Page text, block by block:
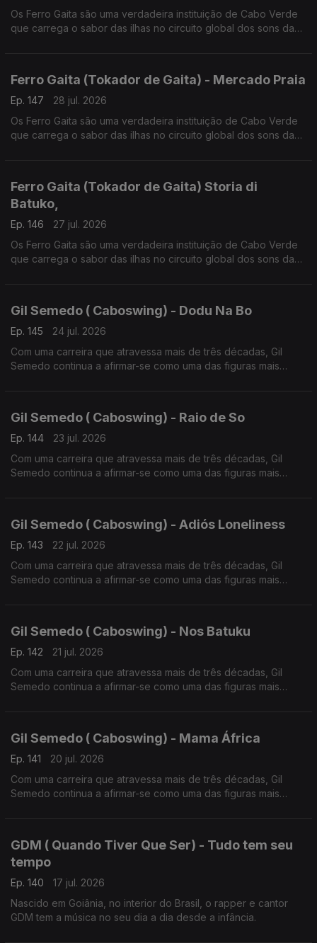
Os Ferro Gaita são uma verdadeira instituição de Cabo Verde
que carrega o sabor das ilhas no circuito global dos sons da
Ferro Gaita (Tokador de Gaita) - Mercado Praia
Ep. 147
28 jul. 2026
Os Ferro Gaita são uma verdadeira instituição de Cabo Verde
que carrega o sabor das ilhas no circuito global dos sons da
Ferro Gaita (Tokador de Gaita) Storia di
Batuko,
Ep. 146
27 jul. 2026
Os Ferro Gaita são uma verdadeira instituição de Cabo Verde
que carrega o sabor das ilhas no circuito global dos sons da
Gil Semedo ( Caboswing) - Dodu Na Bo
Ep. 145
24 jul. 2026
Com uma carreira que atravessa mais de três décadas, Gil
Semedo continua a afirmar-se como uma das figuras mais
Gil Semedo ( Caboswing) - Raio de So
Ep. 144
23 jul. 2026
Com uma carreira que atravessa mais de três décadas, Gil
Semedo continua a afirmar-se como uma das figuras mais
Gil Semedo ( Caboswing) - Adiós Loneliness
Ep. 143
22 jul. 2026
Com uma carreira que atravessa mais de três décadas, Gil
Semedo continua a afirmar-se como uma das figuras mais
Gil Semedo ( Caboswing) - Nos Batuku
Ep. 142
21 jul. 2026
Com uma carreira que atravessa mais de três décadas, Gil
Semedo continua a afirmar-se como uma das figuras mais
Gil Semedo ( Caboswing) - Mama África
Ep. 141
20 jul. 2026
Com uma carreira que atravessa mais de três décadas, Gil
Semedo continua a afirmar-se como uma das figuras mais
GDM ( Quando Tiver Que Ser) - Tudo tem seu
tempo
Ep. 140
17 jul. 2026
Nascido em Goiânia, no interior do Brasil, o rapper e cantor
GDM tem a música no seu dia a dia desde a infância.